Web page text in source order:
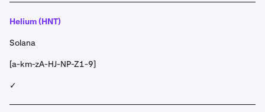
Helium (HNT)
Solana
[a-km-zA-HJ-NP-Z1-9]
✓